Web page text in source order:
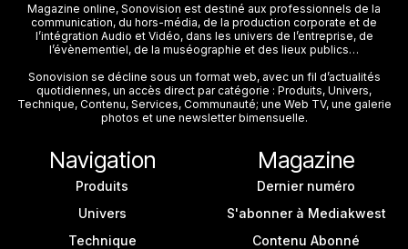
Magazine online, Sonovision est destiné aux professionnels de la
communication, du hors-média, de la production corporate et de
l’intégration Audio et Vidéo, dans les univers de l’entreprise, de
l’évènementiel, de la muséographie et des lieux publics…
Sonovision se décline sous un format web, avec un fil d’actualités
quotidiennes, un accès direct par catégorie : Produits, Univers,
Technique, Contenu, Services, Communauté; une Web TV, une galerie
photos et une newsletter bimensuelle.
Navigation
Produits
Univers
Technique
Magazine
Dernier numéro
S'abonner à Mediakwest
Contenu Abonné